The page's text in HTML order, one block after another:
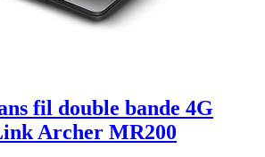
fil double bande 4G
Archer MR200